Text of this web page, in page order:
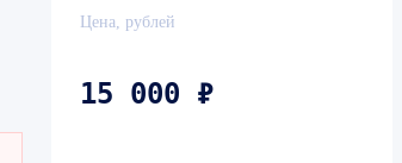
Цена, рублей
15 000 ₽